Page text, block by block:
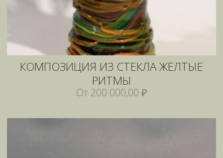
КОМПОЗИЦИЯ ИЗ СТЕКЛА ЖЕЛТЫЕ
РИТМЫ
От 200 000,00 ₽